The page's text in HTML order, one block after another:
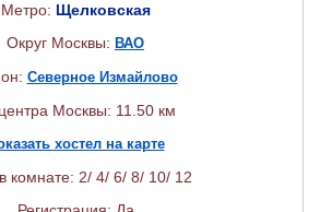
Метро: Щелковская
Округ Москвы: ВАО
Северное Измайлово
Москвы: 11.50 км
хостел на карте
комнате: 2/ 4/ 6/ 8/ 10/ 12